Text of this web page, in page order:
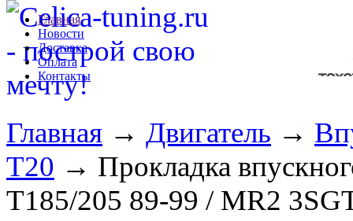
Главная
Новости
Доставка
Оплата
Контакты
Главная → Двигатель →
T20 → Прокладка
Т185/205 89-99 / MR2